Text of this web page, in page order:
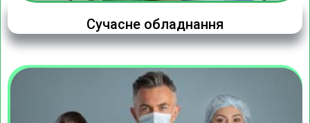
Сучасне обладнання